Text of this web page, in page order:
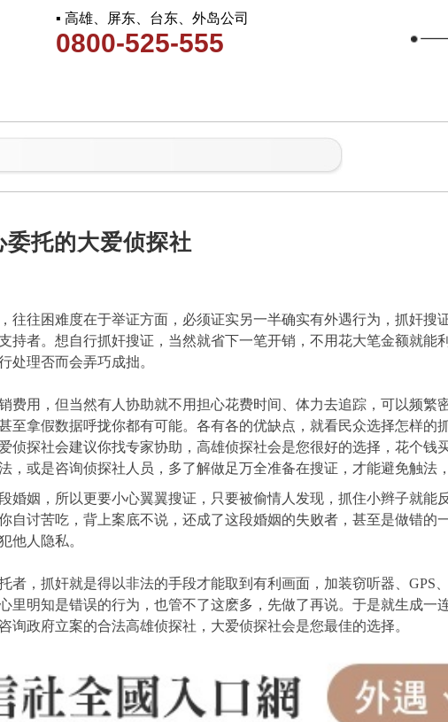
▪ 高雄、屏东、台东、外岛公司
0800-525-555
托的大爱侦探社
往往困难度在于举证方面，必须证实另一半确实有外遇行为，抓奸搜
持者。想自行抓奸搜证，当然就省下一笔开销，不用花大笔金额就能
处理否而会弄巧成拙。
费用，但当然有人协助就不用担心花费时间、体力去追踪，可以频繁
至拿假数据呼拢你都有可能。各有各的优缺点，就看民众选择怎样的
侦探社会建议你找专家协助，高雄侦探社会是您很好的选择，花个钱
，或是咨询侦探社人员，多了解做足万全准备在搜证，才能避免触法
婚姻，所以更要小心翼翼搜证，只要被偷情人发现，抓住小辫子就能
自讨苦吃，背上案底不说，还成了这段婚姻的失败者，甚至是做错的
他人隐私。
者，抓奸就是得以非法的手段才能取到有利画面，加装窃听器、GPS
里明知是错误的行为，也管不了这麽多，先做了再说。于是就生成一
政府立案的合法高雄侦探社，大爱侦探社会是您最佳的选择。